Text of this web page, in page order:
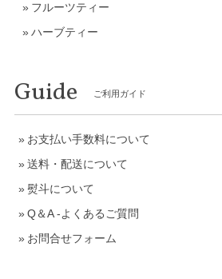
フルーツティー
ハーブティー
Guide ご利用ガイド
お支払い手数料について
送料・配送について
熨斗について
Q＆A -よくあるご質問
お問合せフォーム